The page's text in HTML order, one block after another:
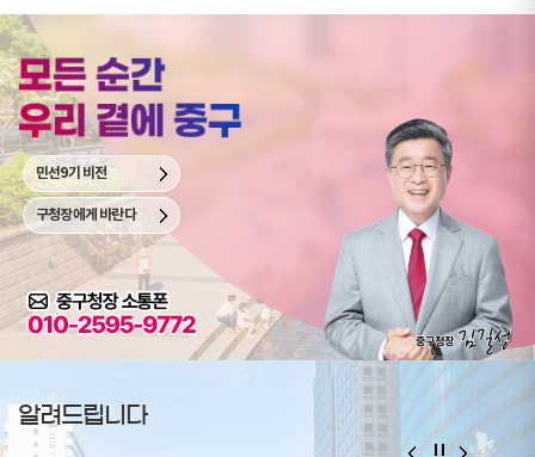
민선9기 비전
구청장에게 바란다
알려드립니다